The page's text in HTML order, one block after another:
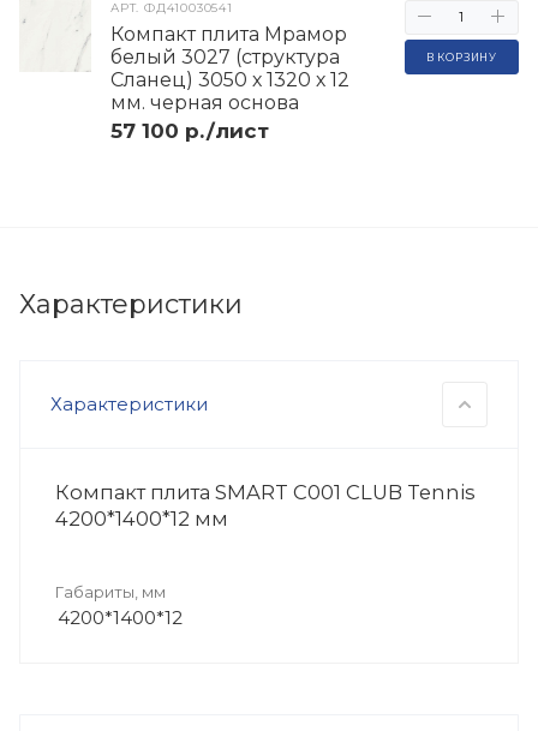
АРТ.ФД410030541
Компакт плита Мрамор
белый 3027 (структура
Сланец) 3050 х 1320 х 12
мм. черная основа
57 100 р./лист
В КОРЗИНУ
Характеристики
Характеристики
Компакт плита SMART C001 CLUB Tennis
4200*1400*12 мм
Габариты, мм
4200*1400*12